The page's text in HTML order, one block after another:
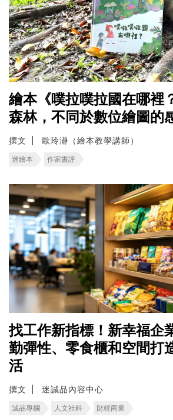
繪本《噗拉噗拉國在哪裡
森林，不同於數位繪圖的
撰文 歐玲瀞（繪本教學講師）
迷繪本 作家書評
找工作新指標！新幸福企
勤彈性、零食櫃和空間打
活
撰文 迷誠品內容中心
誠品專欄 人文社科 財經商業